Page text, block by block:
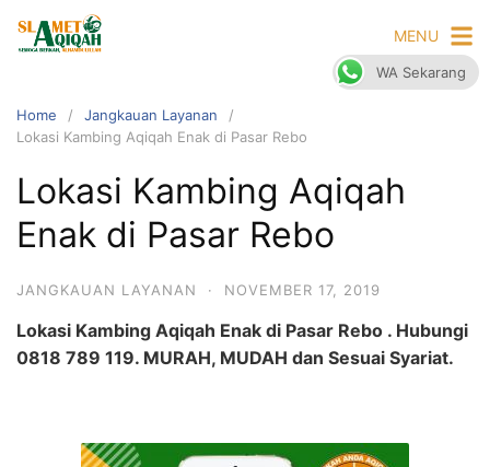
MENU
Home
Jangkauan Layanan
Lokasi Kambing Aqiqah Enak di Pasar Rebo
Lokasi Kambing Aqiqah
Enak di Pasar Rebo
JANGKAUAN LAYANAN · NOVEMBER 17, 2019
Lokasi Kambing Aqiqah Enak di Pasar Rebo . Hubungi
0818 789 119. MURAH, MUDAH dan Sesuai Syariat.
WA Sekarang